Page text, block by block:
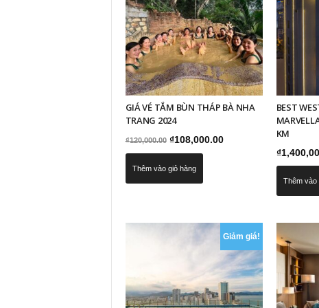
GIÁ VÉ TẮM BÙN THÁP BÀ NHA
TRANG 2024
₫120,000.00 Giá
gốc
là:
₫108,000.00Giá
Thêm vào giỏ hàng
BEST
KM
₫
Thêm vào
Giảm giá!